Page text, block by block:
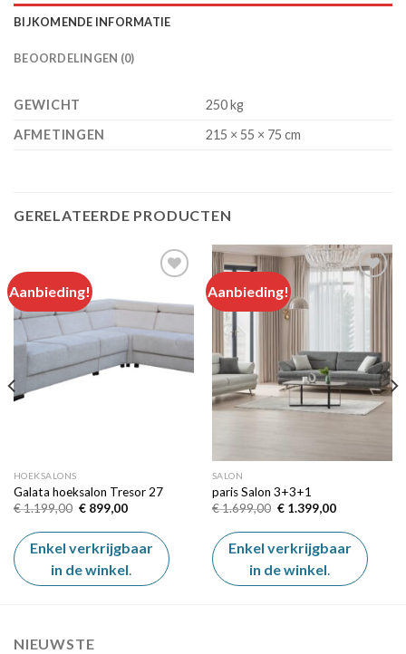
BIJKOMENDE INFORMATIE
BEOORDELINGEN (0)
GEWICHT
250 kg
AFMETINGEN
215 × 55 × 75 cm
GERELATEERDE PRODUCTEN
Aanbieding!
wishlist
HOEKSALONS
Galata hoeksalon Tresor 27
€1.199,00 Oorspronkelijke
was:
€ 1.199,00.
€899,00Huidige
is:
€ 899,00.
Enkel verkrijgbaar
in de winkel.
Aanbieding!
Add to
wishlist
SALON
paris Salon 3+3+1
€1.699,00 Oorspronkelijke
was:
€ 1.699,00.
€1.399,00Huidige
is:
€ 1.399,00.
Enkel verkrijgbaar
in de winkel.
NIEUWSTE